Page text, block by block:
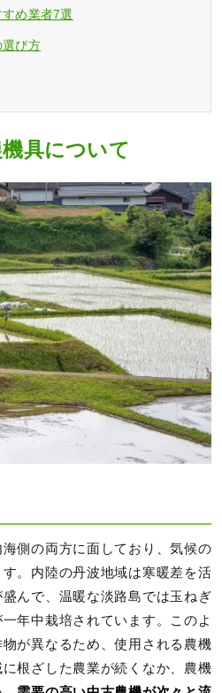
め業者7選
び方
具について
側の両方に面しており、気候の
。内陸の丹波地域は寒暖差を活
んで、温暖な淡路島では玉ねぎ
年中栽培されています。このよ
が異なるため、使用される農機
根ざした農業が続くなか、農機